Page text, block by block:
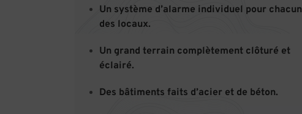
Un système d’alarme individuel pour chacun
des locaux.
Un grand terrain complètement clôturé et
éclairé.
Des bâtiments faits d’acier et de béton.